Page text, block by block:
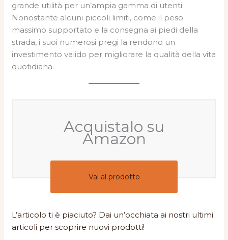
grande utilità per un’ampia gamma di utenti.
Nonostante alcuni piccoli limiti, come il peso
massimo supportato e la consegna ai piedi della
strada, i suoi numerosi pregi la rendono un
investimento valido per migliorare la qualità della vita
quotidiana.
Acquistalo su
Amazon
Vai al prodotto
L’articolo ti è piaciuto? Dai un’occhiata ai nostri ultimi
articoli per scoprire nuovi prodotti!